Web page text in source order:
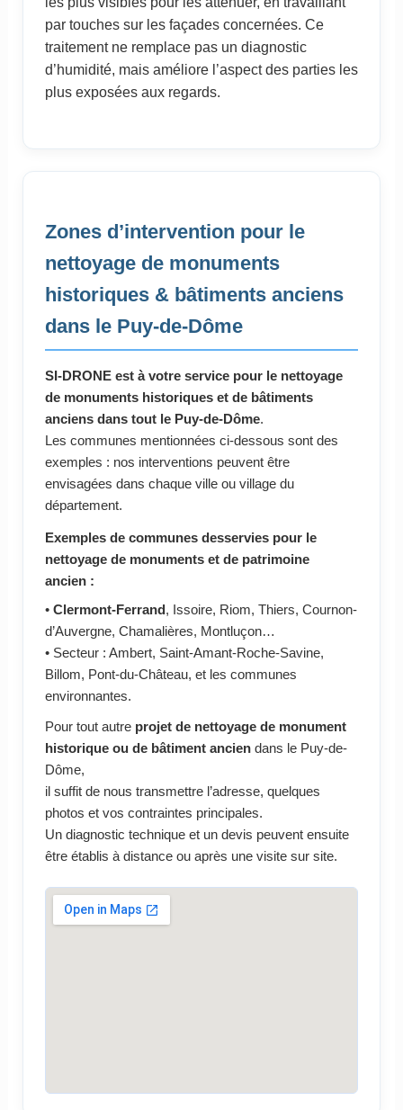
par touches sur les façades concernées. Ce
traitement ne remplace pas un diagnostic
d’humidité, mais améliore l’aspect des parties les
plus exposées aux regards.
Zones d’intervention pour le
nettoyage de monuments
historiques & bâtiments anciens
dans le Puy-de-Dôme
SI-DRONE est à votre service pour le nettoyage
de monuments historiques et de bâtiments
anciens dans tout le Puy-de-Dôme.
Les communes mentionnées ci-dessous sont des
exemples : nos interventions peuvent être
envisagées dans chaque ville ou village du
département.
Exemples de communes desservies pour le
nettoyage de monuments et de patrimoine
ancien :
• Clermont-Ferrand, Issoire, Riom, Thiers, Cournon-
d’Auvergne, Chamalières, Montluçon…
• Secteur : Ambert, Saint-Amant-Roche-Savine,
Billom, Pont-du-Château, et les communes
environnantes.
Pour tout autre projet de nettoyage de monument
historique ou de bâtiment anciendans le Puy-de-
Dôme,
il suffit de nous transmettre l’adresse, quelques
photos et vos contraintes principales.
Un diagnostic technique et un devis peuvent ensuite
être établis à distance ou après une visite sur site.